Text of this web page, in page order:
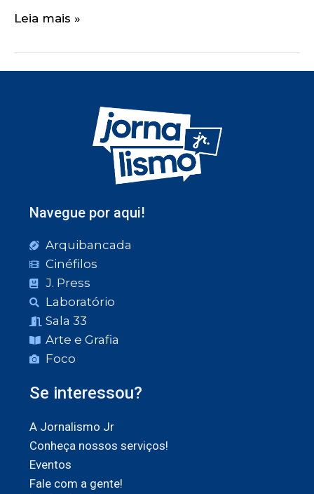
Leia mais »
Navegue por aqui!
Arquibancada
Cinéfilos
J. Press
Laboratório
Sala 33
Arte e Grafia
Foco
Se interessou?
A Jornalismo Jr
Conheça nossos serviços!
Eventos
Fale com a gente!